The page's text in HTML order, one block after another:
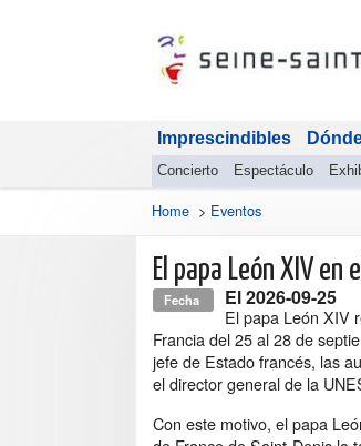
Imprescindibles
Concierto Espectáculo
Home > Eventos
El papa León XIV en
Fecha El2026-09-25
El papa León XIV
Francia del 25 al 28 de
jefe de Estado francés, las
el director general de la
Con este motivo, el papa